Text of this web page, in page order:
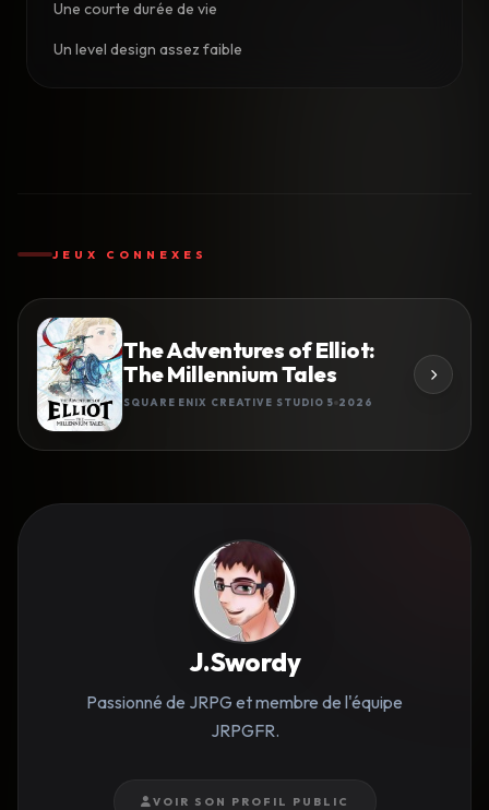
Une courte durée de vie
Un level design assez faible
JEUX CONNEXES
The Adventures of Elliot:
The Millennium Tales
SQUARE ENIX CREATIVE STUDIO 5 2026
J.Swordy
Passionné de JRPG et membre de l'équipe
JRPGFR.
VOIR SON PROFIL PUBLIC